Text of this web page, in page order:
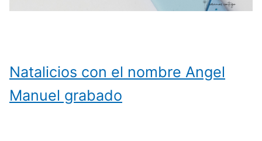
Natalicios con el nombre Angel
Manuel grabado